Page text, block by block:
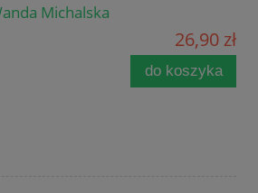
Michalska
26,90 zł
do koszyka